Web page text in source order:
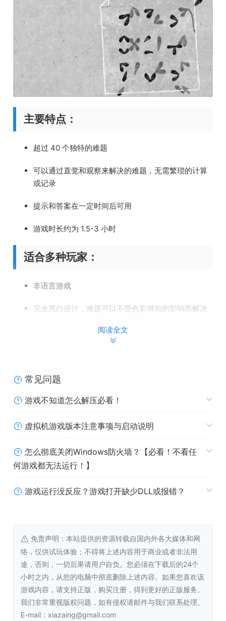
主要特点：
超过 40 个独特的难题
可以通过直觉和观察来解决的难题，无需繁琐的计算
或记录
提示和答案在一定时间后可用
游戏时长约为 1.5-3 小时
适合多种玩家：
非语言游戏
完全黑白设计，难题可以不受色彩感知的影响而解决
不含依赖声音的难题阅读全文
常见问题
游戏不知道怎么解压必看！
虚拟机游戏版本注意事项与启动说明
怎么彻底关闭Windows防火墙？【必看！不看任
何游戏都无法运行！】
游戏运行没反应？游戏打开缺少DLL或报错？
免责声明：本站提供的资源转载自国内外各大媒体和网
络，仅供试玩体验；不得将上述内容用于商业或者非法用
途，否则，一切后果请用户自负。您必须在下载后的24个
小时之内，从您的电脑中彻底删除上述内容。如果您喜欢该
游戏内容，请支持正版，购买注册，得到更好的正版服务。
我们非常重视版权问题，如有侵权请邮件与我们联系处理。
E-mail：xiazaing@gmail.com